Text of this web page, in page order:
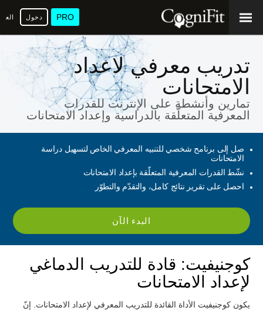
PRO دخول
تدريب معرفي لاعداد
الامتحانات
تمارين وأنشطة على الإنترنت للقدرات
المعرفية المتعلّقة بالدراسية وإعداد الامتحانات
صل إلى برنامح شخصي للتنبيه المعرفي الخاص لتسهيل دراسة
الامتحانات
نشّط القدرات المعرفية المتعلّقة بإعداد الامتحانات
احصل على تقرير نتائج كامل، والتقدّم والتطوّر
البدء الآن
كوجنيفيت: قادة للتدريب الدماغي
لإعداد الامتحانات
يكون كوجنيفيت الأداة القائدة للتدريب المعرفي لإعداد الامتحانات. إنّ